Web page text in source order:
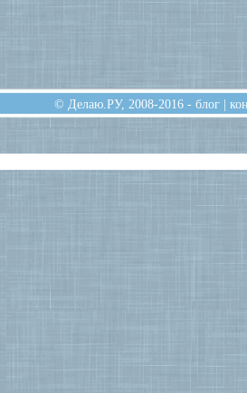
© Делаю.РУ, 2008-2016 - блог |